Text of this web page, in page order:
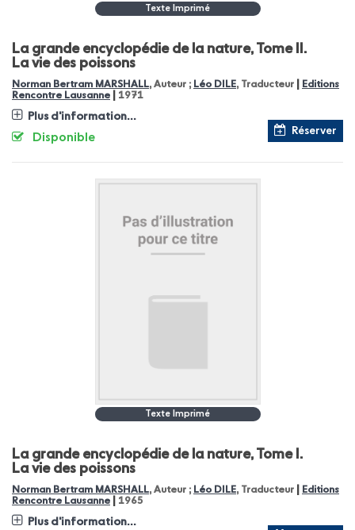
Texte Imprimé
La grande encyclopédie de la nature, Tome II.
La vie des poissons
Norman Bertram MARSHALL, Auteur ; Léo DILE, Traducteur
Editions
Rencontre Lausanne
1971
Plus d'information...
Réserver
Disponible
Texte Imprimé
La grande encyclopédie de la nature, Tome I.
La vie des poissons
Norman Bertram MARSHALL, Auteur ; Léo DILE, Traducteur
Editions
Rencontre Lausanne
1965
Plus d'information...